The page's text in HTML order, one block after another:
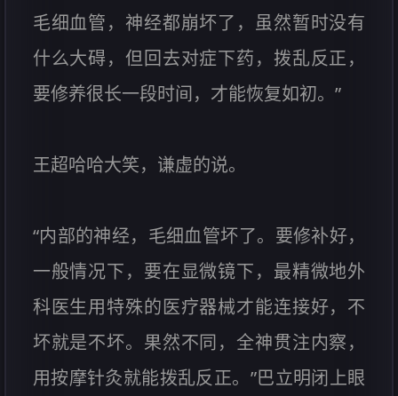
毛细血管，神经都崩坏了，虽然暂时没有
什么大碍，但回去对症下药，拨乱反正，
要修养很长一段时间，才能恢复如初。”
王超哈哈大笑，谦虚的说。
“内部的神经，毛细血管坏了。要修补好，
一般情况下，要在显微镜下，最精微地外
科医生用特殊的医疗器械才能连接好，不
坏就是不坏。果然不同，全神贯注内察，
用按摩针灸就能拨乱反正。”巴立明闭上眼